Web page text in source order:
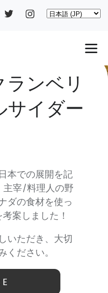
Select
ンベリ
サイダー
本での展開を記
主宰/料理人の野
ダの食材を使っ
案しました！
いただき、大切
ください。